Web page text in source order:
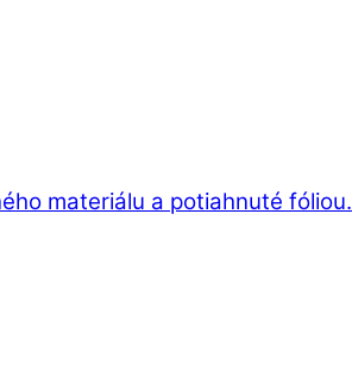
materiálu a potiahnuté fóliou.